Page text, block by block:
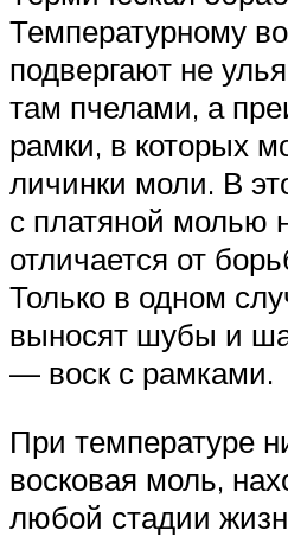
Температурному
подвергают не
там пчелами, а
рамки, в которых
личинки моли. В
с платяной молью
отличается от
Только в одном
выносят шубы и
— воск с рамками.
При температуре
восковая моль,
любой стадии